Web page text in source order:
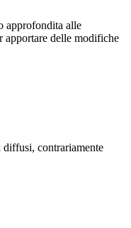
approfondita alle
apportare delle modifiche
contrariamente